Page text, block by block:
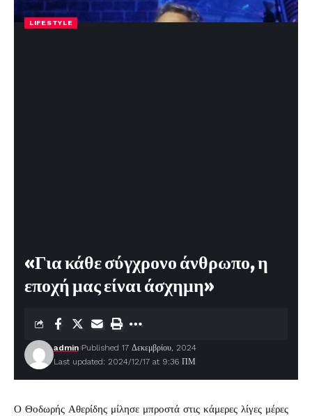
LIFESTYLE
«Για κάθε σύγχρονο άνθρωπο, η
εποχή μας είναι άσχημη»
Last updated: 2024/12/17 at 9:36 ΠΜ
admin Published 17 Δεκεμβρίου, 2024
Ο Θοδωρής Αθερίδης μίλησε μπροστά στις κάμερες λίγες μέρες